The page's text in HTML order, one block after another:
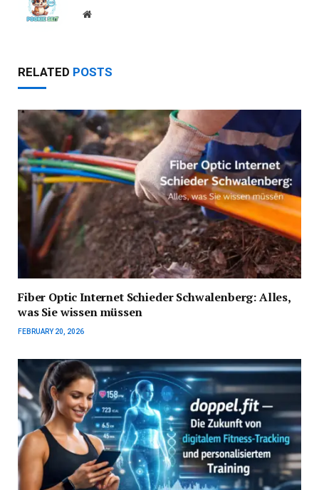
Website
RELATED POSTS
Fiber Optic Internet Schieder Schwalenberg: Alles,
was Sie wissen müssen
FEBRUARY 20, 2026